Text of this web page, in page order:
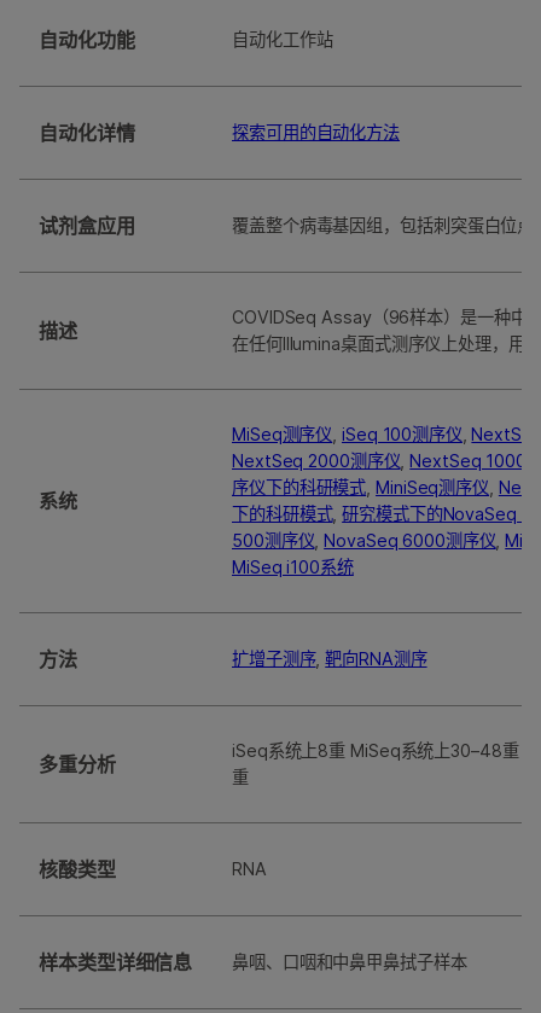
自动化功能 ⾃动化⼯作站
自动化详情 探索可用的自动化方法
试剂盒应用 覆盖整个病毒基因组，包括刺突蛋白位点
描述
COVIDSeq Assay（96样本）是一种中
在任何Illumina桌面式测序仪上处理，用
系统
MiSeq测序仪 ,iSeq 100测序仪 ,
NextSeq 2000测序仪 ,NextSeq 1000
序仪下的科研模式 ,MiniSeq测序仪
下的科研模式,研究模式下的NovaSeq
500测序仪 ,NovaSeq 6000测序仪 ,
MiSeq i100系统
方法 扩增子测序,靶向RNA测序
多重分析
iSeq系统上8重 MiSeq系统上30–48重
重
核酸类型 RNA
样本类型详细信息 鼻咽、口咽和中鼻甲鼻拭子样本